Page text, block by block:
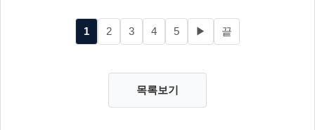
1 2 3 4 5 ▶ 끝
목록보기